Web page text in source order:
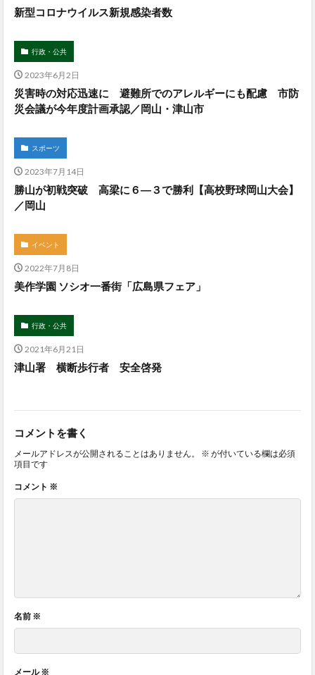
新型コロナウイルス新規感染者数
行政・公共
2023年6月2日
災害時の対応迅速に 避難所でのアレルギーにも配慮 市防
災会議が今年度計画承認／岡山・津山市
スポーツ
2023年7月14日
勝山が初戦突破 高梁に６―３で勝利【高校野球岡山大会】
／岡山
イベント
2022年7月8日
美作学園 ソシオ一番街「広島県フェア」
行政・公共
2021年6月21日
津山署 横断歩行者 安全啓発
コメントを書く
メールアドレスが公開されることはありません。 ※ が付いている欄は必須
項目です
コメント ※
名前 ※
メール※